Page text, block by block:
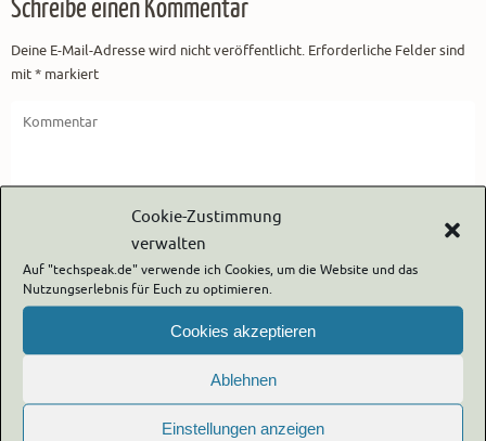
Cookie-Zustimmung
verwalten
Auf "techspeak.de" verwende ich Cookies, um die Website und das
Nutzungserlebnis für Euch zu optimieren.
Cookies akzeptieren
Ablehnen
Einstellungen anzeigen
Schreibe einen Kommentar
Deine E-Mail-Adresse wird nicht veröffentlicht. Erforderliche Felder sind
mit* markiert
Eigenen Namen, eigene E-Mail-Adresse und eigene Website für
die nächste Kommentierung in diesem Browser speichern.